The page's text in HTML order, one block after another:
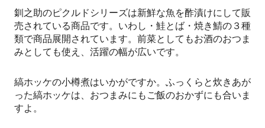
釧之助のピクルドシリーズは新鮮な魚を酢漬けにして販
売されている商品です。いわし・鮭とば・焼き鯖の３種
類で商品展開されています。前菜としてもお酒のおつま
みとしても使え、活躍の幅が広いです。
縞ホッケの小樽煮はいかがですか。ふっくらと炊きあが
った縞ホッケは、おつまみにもご飯のおかずにも合いま
すよ。